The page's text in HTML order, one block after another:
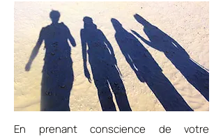
En prenant conscience de votre